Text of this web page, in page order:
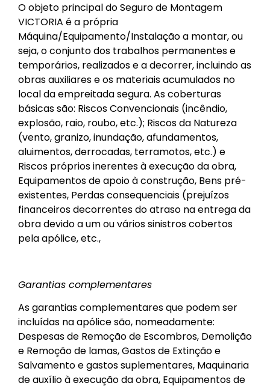
O objeto principal do Seguro de Montagem
VICTORIA é a própria
Máquina/Equipamento/Instalação a montar, ou
seja, o conjunto dos trabalhos permanentes e
temporários, realizados e a decorrer, incluindo as
obras auxiliares e os materiais acumulados no
local da empreitada segura. As coberturas
básicas são: Riscos Convencionais (incêndio,
explosão, raio, roubo, etc.); Riscos da Natureza
(vento, granizo, inundação, afundamentos,
aluimentos, derrocadas, terramotos, etc.) e
Riscos próprios inerentes à execução da obra,
Equipamentos de apoio à construção, Bens pré-
existentes, Perdas consequenciais (prejuízos
financeiros decorrentes do atraso na entrega da
obra devido a um ou vários sinistros cobertos
pela apólice, etc.,
Garantias complementares
As garantias complementares que podem ser
incluídas na apólice são, nomeadamente:
Despesas de Remoção de Escombros, Demolição
e Remoção de lamas, Gastos de Extinção e
Salvamento e gastos suplementares, Maquinaria
de auxílio à execução da obra, Equipamentos de